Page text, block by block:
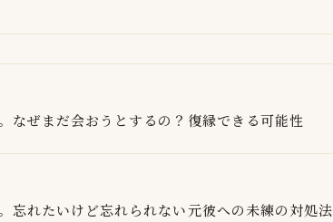
なぜまだ会おうとするの？復縁できる可能性
忘れたいけど忘れられない元彼への未練の対処法